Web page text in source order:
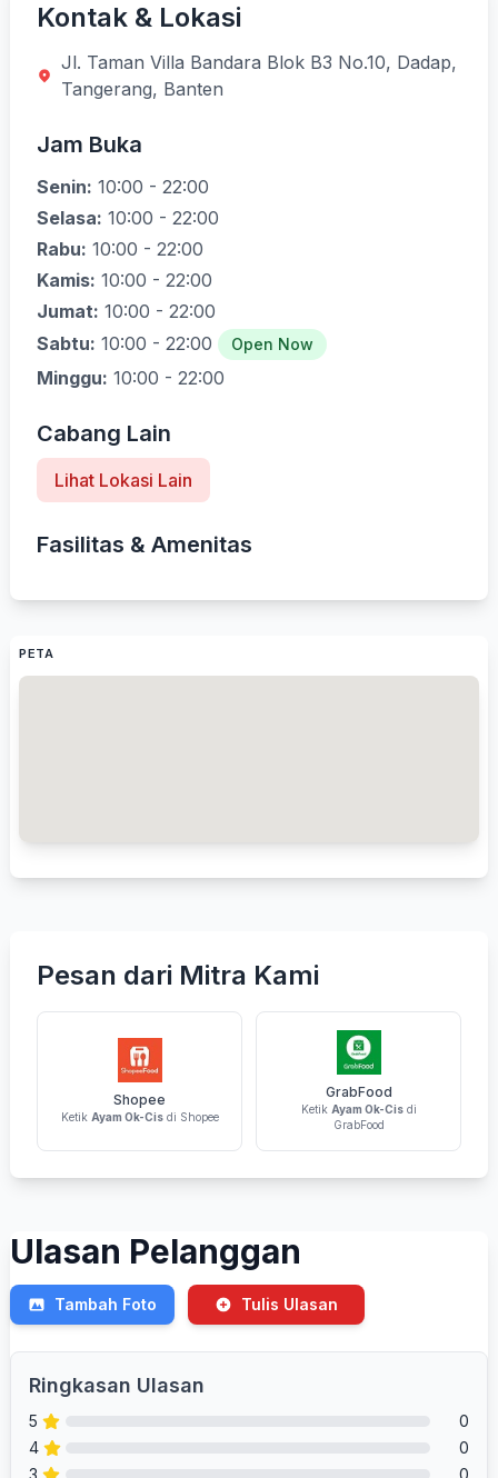
Kontak & Lokasi
Jl. Taman Villa Bandara Blok B3 No.10, Dadap,
Tangerang, Banten
Jam Buka
Senin: 10:00 - 22:00
Selasa: 10:00 - 22:00
Rabu: 10:00 - 22:00
Kamis: 10:00 - 22:00
Jumat: 10:00 - 22:00
Sabtu: 10:00 - 22:00 Open Now
Minggu: 10:00 - 22:00
Cabang Lain
Lihat Lokasi Lain
Fasilitas & Amenitas
PETA
Pesan dari Mitra Kami
Shopee
Ketik Ayam Ok-Cisdi Shopee
GrabFood
Ketik Ayam Ok-Cisdi
GrabFood
Ulasan Pelanggan
Tambah Foto Tulis Ulasan
Ringkasan Ulasan
5
0
4
0
3
0